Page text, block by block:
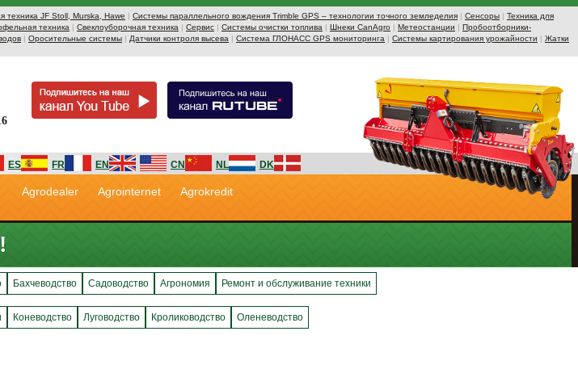
техника JF Stoll, Murska, Hawe | Системы параллельного вождения Trimble GPS – технологии точного земледелия | Сенсоры | Техника для
техника | Свеклоуборочная техника | Сервис | Системы очистки топлива | Шнеки CanAgro | Метеостанции | Пробоотборники-
| Оросительные системы | Датчики контроля высева | Система ГЛОНАСС GPS мониторинга | Системы картирования урожайности | Жатки
ES FR EN CN NL DK
Agrodealer Agrointernet Agrokredit
Бахчеводство Садоводство Агрономия Ремонт и обслуживание техники
Коневодство Луговодство Кролиководство Оленеводство